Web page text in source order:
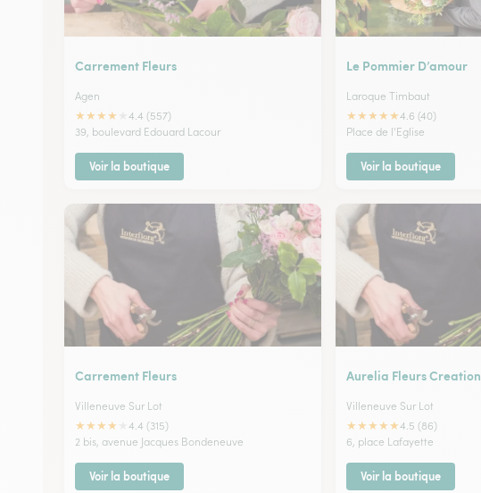
Carrement Fleurs
Agen
★★★★
4.4 (557)
39, boulevard Edouard Lacour
Voir la boutique
Le Pommier D’amour
Laroque Timbaut
★★★★★4.6 (40)
Place de l'Eglise
Voir la boutique
Carrement Fleurs
Villeneuve Sur Lot
★★★★
4.4 (315)
2 bis, avenue Jacques Bondeneuve
Voir la boutique
Aurelia Fleurs Creation
Villeneuve Sur Lot
★★★★★4.5 (86)
6, place Lafayette
Voir la boutique